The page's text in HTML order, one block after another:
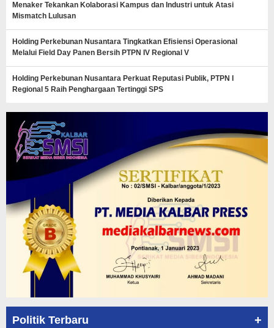
Menaker Tekankan Kolaborasi Kampus dan Industri untuk Atasi
Mismatch Lulusan
Holding Perkebunan Nusantara Tingkatkan Efisiensi Operasional
Melalui Field Day Panen Bersih PTPN IV Regional V
Holding Perkebunan Nusantara Perkuat Reputasi Publik, PTPN I
Regional 5 Raih Penghargaan Tertinggi SPS
Politik Terbaru +